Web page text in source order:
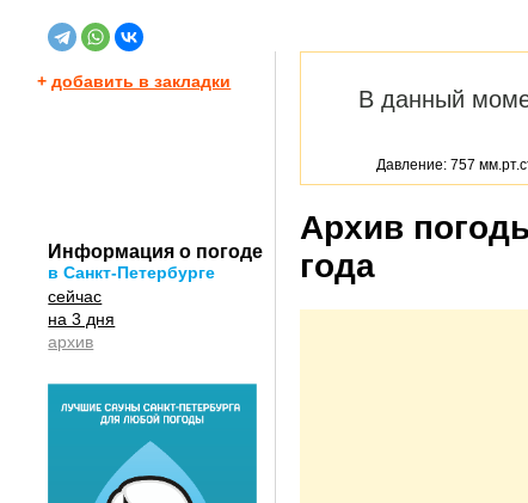
+добавить в закладки
Информация о погоде
в Санкт-Петербурге
сейчас
на 3 дня
архив
В данный
Давление: 757
Архив
года